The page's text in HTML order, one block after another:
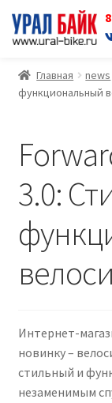
Перейти
к
навигации
Перейти
к
содержимому
Главная news
функциональный
3.0:
Интернет-
новинку –
стильный и
незаменимым